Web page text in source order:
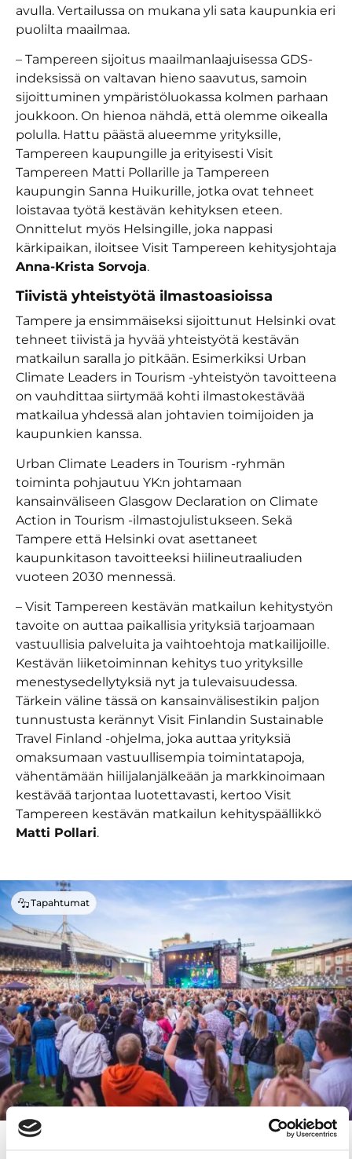
avulla. Vertailussa on mukana yli sata kaupunkia eri
puolilta maailmaa.
– Tampereen sijoitus maailmanlaajuisessa GDS-
indeksissä on valtavan hieno saavutus, samoin
sijoittuminen ympäristöluokassa kolmen parhaan
joukkoon. On hienoa nähdä, että olemme oikealla
polulla. Hattu päästä alueemme yrityksille,
Tampereen kaupungille ja erityisesti Visit
Tampereen Matti Pollarille ja Tampereen
kaupungin Sanna Huikurille, jotka ovat tehneet
loistavaa työtä kestävän kehityksen eteen.
Onnittelut myös Helsingille, joka nappasi
kärkipaikan, iloitsee Visit Tampereen kehitysjohtaja
Anna-Krista Sorvoja.
Tiivistä yhteistyötä ilmastoasioissa
Tampere ja ensimmäiseksi sijoittunut Helsinki ovat
tehneet tiivistä ja hyvää yhteistyötä kestävän
matkailun saralla jo pitkään. Esimerkiksi Urban
Climate Leaders in Tourism -yhteistyön tavoitteena
on vauhdittaa siirtymää kohti ilmastokestävää
matkailua yhdessä alan johtavien toimijoiden ja
kaupunkien kanssa.
Urban Climate Leaders in Tourism -ryhmän
toiminta pohjautuu YK:n johtamaan
kansainväliseen Glasgow Declaration on Climate
Action in Tourism -ilmastojulistukseen. Sekä
Tampere että Helsinki ovat asettaneet
kaupunkitason tavoitteeksi hiilineutraaliuden
vuoteen 2030 mennessä.
– Visit Tampereen kestävän matkailun kehitystyön
tavoite on auttaa paikallisia yrityksiä tarjoamaan
vastuullisia palveluita ja vaihtoehtoja matkailijoille.
Kestävän liiketoiminnan kehitys tuo yrityksille
menestysedellytyksiä nyt ja tulevaisuudessa.
Tärkein väline tässä on kansainvälisestikin paljon
tunnustusta kerännyt Visit Finlandin Sustainable
Travel Finland -ohjelma, joka auttaa yrityksiä
omaksumaan vastuullisempia toimintatapoja,
vähentämään hiilijalanjälkeään ja markkinoimaan
kestävää tarjontaa luotettavasti, kertoo Visit
Tampereen kestävän matkailun kehityspäällikkö
Matti Pollari.
Tapahtumat